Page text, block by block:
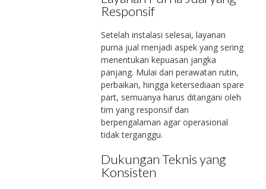
Responsif
Setelah instalasi selesai, layanan
purna jual menjadi aspek yang sering
menentukan kepuasan jangka
panjang. Mulai dari perawatan rutin,
perbaikan, hingga ketersediaan spare
part, semuanya harus ditangani oleh
tim yang responsif dan
berpengalaman agar operasional
tidak terganggu.
Dukungan Teknis yang
Konsisten